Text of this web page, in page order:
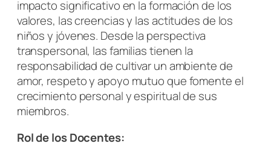
impacto significativo en la formación de los
valores, las creencias y las actitudes de los
niños y jóvenes. Desde la perspectiva
transpersonal, las familias tienen la
responsabilidad de cultivar un ambiente de
amor, respeto y apoyo mutuo que fomente el
crecimiento personal y espiritual de sus
miembros.
Rol de los Docentes: